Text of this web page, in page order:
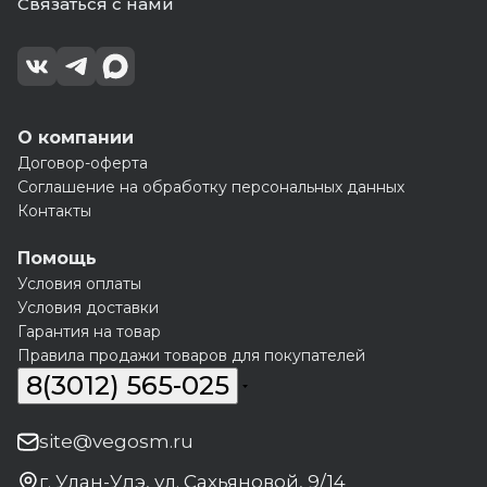
О компании
Договор-оферта
Соглашение на обработку персональных данных
Контакты
Помощь
Условия оплаты
Условия доставки
Гарантия на товар
Правила продажи товаров для покупателей
8(3012) 565-025
site@vegosm.ru
г. Улан-Удэ, ул. Сахьяновой, 9/14